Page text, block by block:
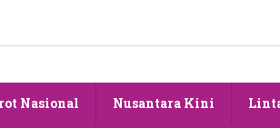
Nasional Nusantara Kini